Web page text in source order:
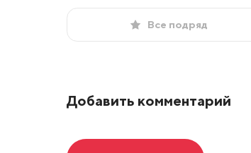
Все подряд
Добавить комментарий